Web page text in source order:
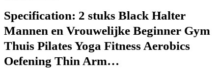
Specification: 2 stuks Black Halter
Mannen en Vrouwelijke Beginner Gym
Thuis Pilates Yoga Fitness Aerobics
Oefening Thin Arm…